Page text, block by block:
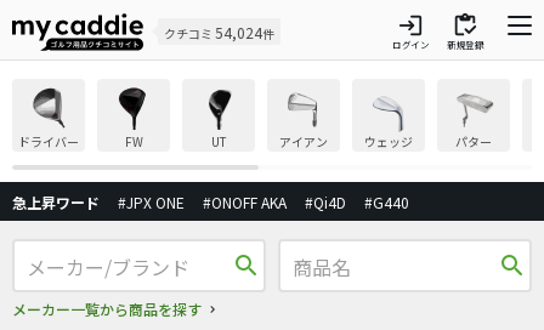
クチコミ 54,024件 login
ログイン
inventory
新規登録
ドライバー FW UT アイアン ウェッジ パター
急上昇ワード #JPX ONE #ONOFF AKA #Qi4D #G440
search
メーカー一覧から商品を探す
search